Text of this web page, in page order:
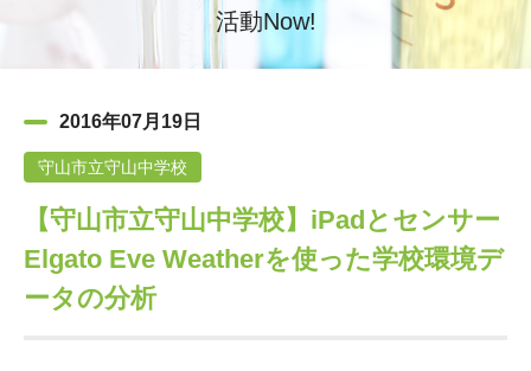
中谷財団について
設立趣意書
沿革 40年史デジタルブック
中谷財団40年史
中谷財団事業紹介
神戸賞 長期大型研究助成
研究助成
中谷財団動画紹介
その他情報
その他情報
活動Now!
2016年07月19日
守山市立守山中学校
【守山市立守山中学校】iPadとセンサー
Elgato Eve Weatherを使った学校環境デ
ータの分析